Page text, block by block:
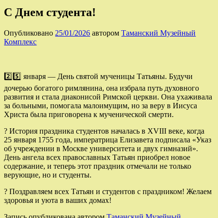
С Днем студента!
Опубликовано 25/01/2026 авторомТаманский Музейный
Комплекс
2️⃣5️⃣ января — День святой мученицы Татьяны. Будучи
дочерью богатого римлянина, она избрала путь духовного
развития и стала диаконисой Римской церкви. Она ухаживала
за больными, помогала малоимущим, но за веру в Иисуса
Христа была приговорена к мученической смерти.
? История праздника студентов началась в XVIII веке, когда
25 января 1755 года, императрица Елизавета подписала «Указ
об учреждении в Москве университета и двух гимназий».
День ангела всех православных Татьян приобрел новое
содержание, и теперь этот праздник отмечали не только
верующие, но и студенты.
? Поздравляем всех Татьян и студентов с праздником! Желаем
здоровья и уюта в ваших домах!